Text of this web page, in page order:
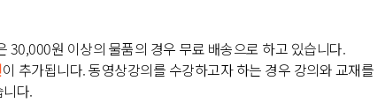
30,000원 이상의 물품의 경우 무료 배송으로 하고 있습니다.
이 추가됩니다. 동영상강의를 수강하고자 하는 경우 강의와 교재를
다.